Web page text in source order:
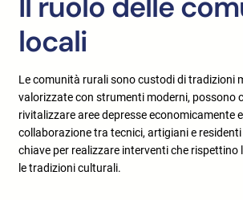
locali
Le comunità rurali sono custodi di tradizioni
valorizzate con strumenti moderni, possono
rivitalizzare aree depresse economicamente
collaborazione tra tecnici, artigiani e
chiave per realizzare interventi che rispettino
le tradizioni culturali.